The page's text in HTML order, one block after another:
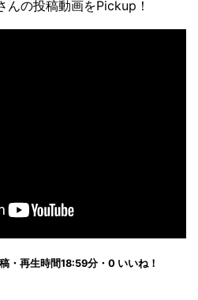
んの投稿動画をPickup！
再生時間18:59分・0 いいね！